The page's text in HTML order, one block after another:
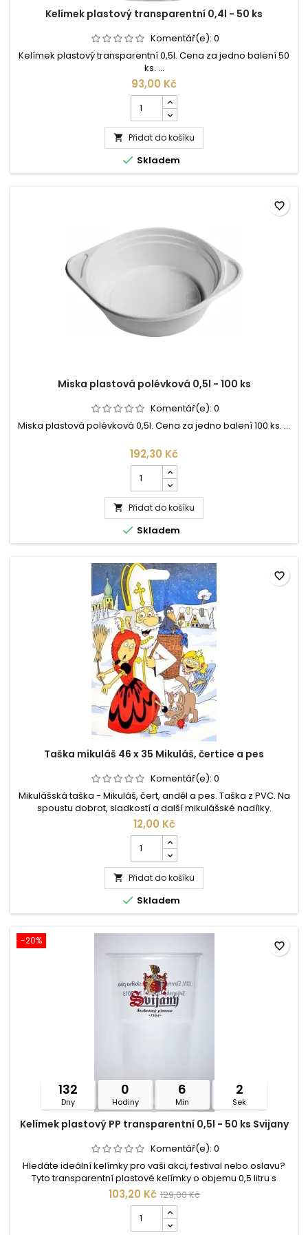
Kelímek plastový transparentní 0,4l - 50 ks
Komentář(e): 0
Kelímek plastový transparentní 0,5l. Cena za jedno balení 50
ks. ...
93,00 Kč
kusů
produktu
Kelímek
plastový
transparentní
0,4l
 Přidat do košíku
 Skladem
Miska plastová polévková 0,5l - 100 ks
Komentář(e): 0
Miska plastová polévková 0,5l. Cena za jedno balení 100 ks. ...
192,30 Kč
kusů
produktu
Miska
plastová
polévková
0,5l
100
ks
 Přidat do košíku
 Skladem
favorite_border
Taška mikuláš 46 x 35 Mikuláš, čertice a pes
Komentář(e): 0
Mikulášská taška - Mikuláš, čert, anděl a pes. Taška z PVC. Na
spoustu dobrot, sladkostí a další mikulášské nadílky.
Rozměry: 46 x 35 cm.
12,00 Kč
kusů
produktu
Taška
mikuláš
46
x
čertice
pes
 Přidat do košíku
 Skladem
favorite_border
-20%
132
Dny
0
Hodiny
6
Min
2
Sek
Kelímek plastový PP transparentní 0,5l - 50 ks Svijany
Komentář(e): 0
Hledáte ideální kelímky pro vaši akci, festival nebo oslavu?
Tyto transparentní plastové kelímky o objemu 0,5 litru s
ikonickým logem Svijany jsou přesně to, co potřebujete!
103,20 Kč 129,00 Kč
kusů
favorite_border